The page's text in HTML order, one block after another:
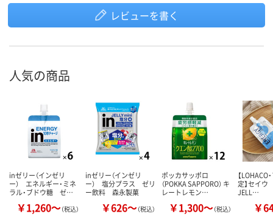
レビューを書く
人気の商品
inゼリー（インゼリ
ー） エネルギー・ミネ
ラル・ブドウ糖 ゼ…
￥1,260～（税込）
inゼリー（インゼリ
ー） 塩分プラス ゼリ
ー飲料 森永製菓
￥626～（税込）
ポッカサッポロ
（POKKA SAPPORO） キ
レートレモン…
￥1,300～（税込）
【LOHACO
定】セイウ
JELL…
￥